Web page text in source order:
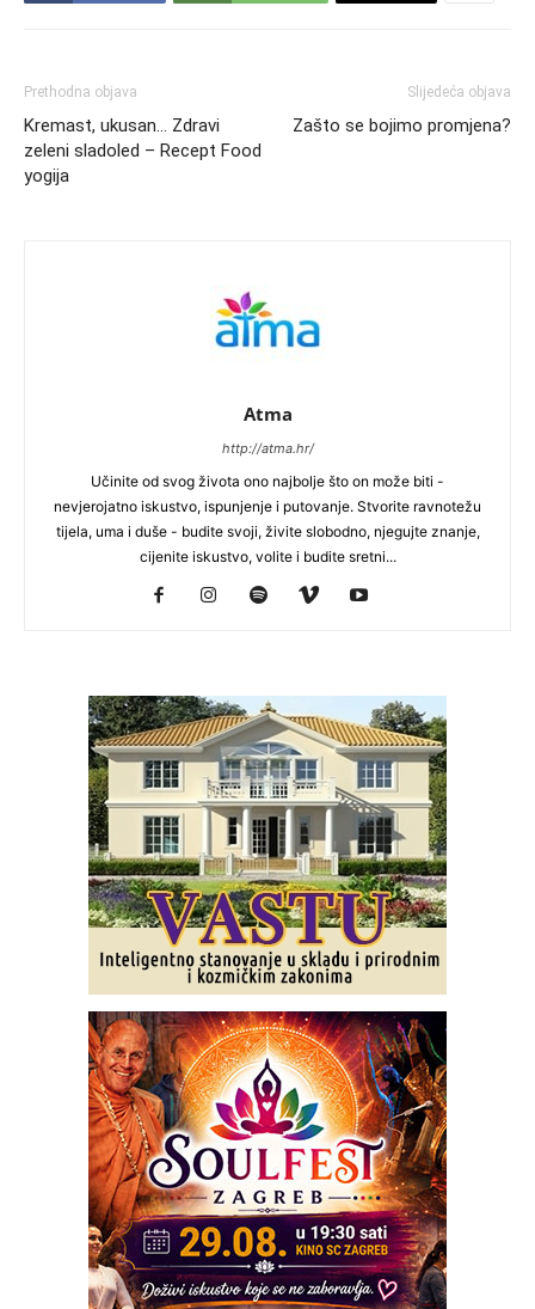
Prethodna objava
Kremast, ukusan… Zdravi
zeleni sladoled – Recept Food
yogija
Slijedeća objava
Zašto se bojimo promjena?
Atma
http://atma.hr/
Učinite od svog života ono najbolje što on može biti -
nevjerojatno iskustvo, ispunjenje i putovanje. Stvorite ravnotežu
tijela, uma i duše - budite svoji, živite slobodno, njegujte znanje,
cijenite iskustvo, volite i budite sretni...